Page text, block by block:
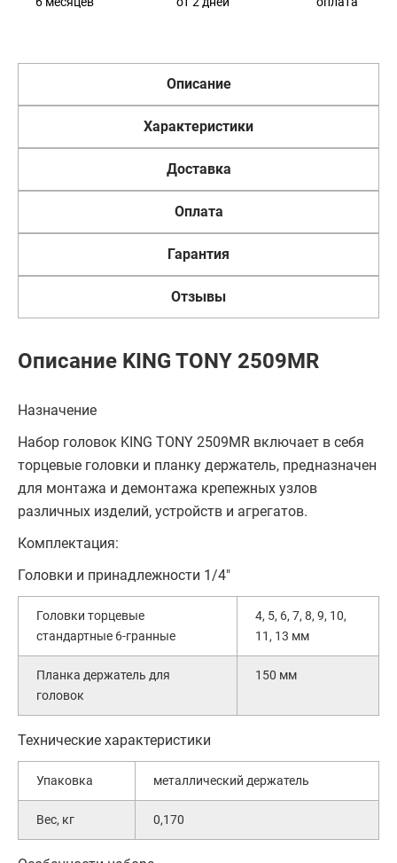
Описание
Характеристики
Доставка
Оплата
Гарантия
Отзывы
Описание KING TONY 2509MR
Назначение
Набор головок KING TONY 2509MR включает в себя
торцевые головки и планку держатель, предназначен
для монтажа и демонтажа крепежных узлов
различных изделий, устройств и агрегатов.
Комплектация:
Головки и принадлежности 1/4"
Головки торцевые
стандартные 6-гранные
4, 5, 6, 7, 8, 9, 10,
11, 13 мм
Планка держатель для
головок
150 мм
Технические характеристики
Упаковка металлический держатель
Вес, кг 0,170